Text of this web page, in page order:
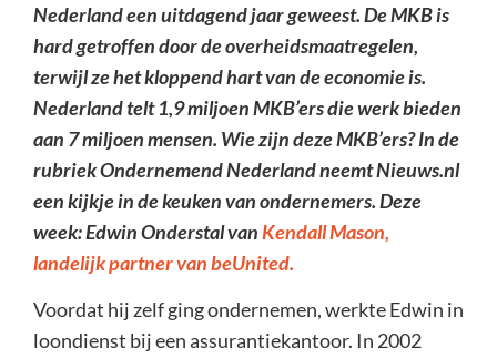
Nederland een uitdagend jaar geweest. De MKB is
hard getroffen door de overheidsmaatregelen,
terwijl ze het kloppend hart van de economie is.
Nederland telt 1,9 miljoen MKB’ers die werk bieden
aan 7 miljoen mensen. Wie zijn deze MKB’ers? In de
rubriek Ondernemend Nederland neemt Nieuws.nl
een kijkje in de keuken van ondernemers. Deze
week: Edwin Onderstal vanKendall Mason,
landelijk partner van beUnited.
Voordat hij zelf ging ondernemen, werkte Edwin in
loondienst bij een assurantiekantoor. In 2002